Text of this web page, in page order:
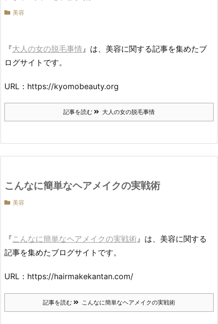
美容
『大人の女の脱毛事情 』は、美容に関する記事を集めたブ
ログサイトです。
URL：https://kyomobeauty.org
記事を読む 大人の女の脱毛事情
こんなに簡単なヘアメイクの実戦術
美容
『こんなに簡単なヘアメイクの実戦術』は、美容に関する
記事を集めたブログサイトです。
URL：https://hairmakekantan.com/
記事を読む こんなに簡単なヘアメイクの実戦術